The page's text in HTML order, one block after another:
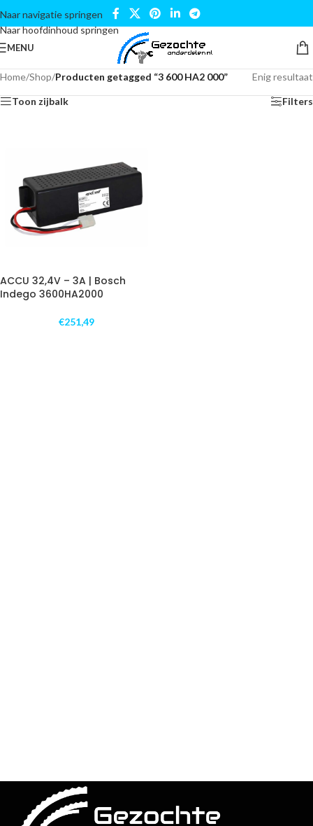
Naar navigatie springen
Naar hoofdinhoud springen
MENU
Home/Shop/Producten getagged “3 600 HA2 000” Enig resultaat
Toon zijbalk Filters
ACCU 32,4V – 3A | Bosch
Indego 3600HA2000
€251,49